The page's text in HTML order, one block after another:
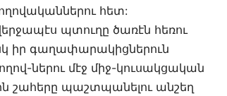
հետ:
պտուղը ծառէն հեռու
իր գաղափարակիցներուն
ներու մէջ միջ-կուսակցական
շահերը պաշտպանելու անշեղ